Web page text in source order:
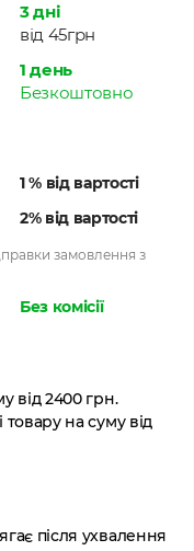
3 дні
від 45грн
1 день
Безкоштовно
1 % від вартості
2% від вартості
замовлення з
Без комісії
від 2400 грн.
товару на суму від
після ухвалення